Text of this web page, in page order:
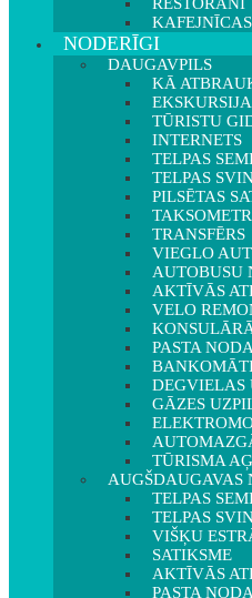
KAFEJNĪCAS
NODERĪGI
DAUGAVPILS
KĀ
TŪRISTU
INTERNETS
TELPAS
TELPAS
PILSĒTAS
TRANSFĒRS
VIEGLO
AUTOBUSU
AKTĪVĀS
VELO
PASTA
DEGVIELAS
GĀZES
TŪRISMA
AUGŠDAUGAVAS
TELPAS
TELPAS
VIŠĶU
SATIKSME
AKTĪVĀS
PASTA